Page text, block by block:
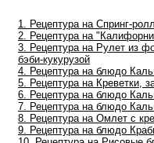
1. Рецептура на Спринг-
2. Рецептура на
3. Рецептура на Рулет из
бэби-кукурузой
4. Рецептура на блюдо
5. Рецептура на Креветки,
6. Рецептура на блюдо
7. Рецептура на блюдо
8. Рецептура на Омлет с
9. Рецептура на блюдо